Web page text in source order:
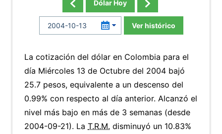
Dólar Hoy
Ver histórico
La cotización del dólar en Colombia para el
día Miércoles 13 de Octubre del 2004 bajó
25.7 pesos, equivalente a un descenso del
0.99% con respecto al día anterior. Alcanzó el
nivel más bajo en más de 3 semanas (desde
2004-09-21). La T.R.M. disminuyó un 10.83%